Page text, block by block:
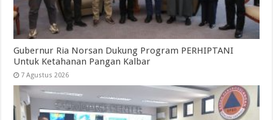
Gubernur Ria Norsan Dukung Program PERHIPTANI
Untuk Ketahanan Pangan Kalbar
7 Agustus 2026